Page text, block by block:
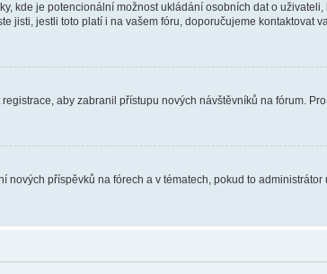
kde je potencionální možnost ukládání osobních dat o
jisti, jestli toto platí i na vašem fóru, doporučujeme kontaktovat
aby zabranil přístupu nových návštěvníků na fórum.
nových příspěvků na fórech a v tématech, pokud to administrátor